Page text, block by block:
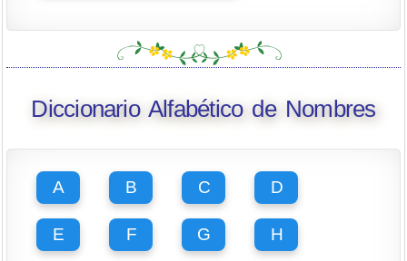
Diccionario Alfabético de Nombres
A B C D
E F G H